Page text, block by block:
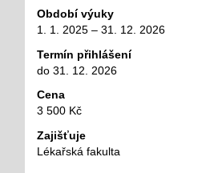
Období výuky
1. 1. 2025 – 31. 12. 2026
Termín přihlášení
do 31. 12. 2026
Cena
3 500 Kč
Zajišťuje
Lékařská fakulta